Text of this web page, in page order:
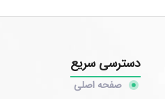
دسترسی سریع
صفحه اصلی